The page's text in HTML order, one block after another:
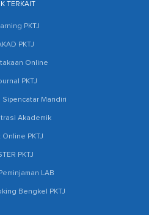
TERKAIT
PKTJ
PKTJ
Online
PKTJ
Sipencatar Mandiri
Akademik
Online PKTJ
PKTJ
LAB
Bengkel PKTJ